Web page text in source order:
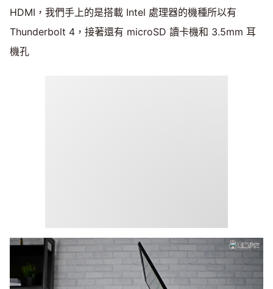
HDMI，我們手上的是搭載 Intel 處理器的機種所以有
Thunderbolt 4，接著還有 microSD 讀卡機和 3.5mm 耳
機孔